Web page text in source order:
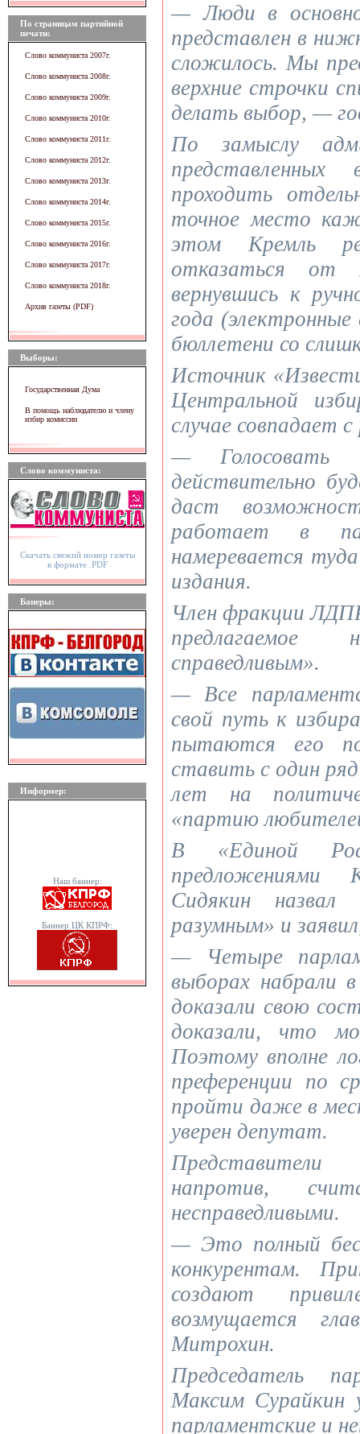
По страницам партийной
печати:
Слово коммуниста 2007г.
Слово коммуниста 2008г.
Слово коммуниста 2009г.
Слово коммуниста 2010г.
Слово коммуниста 2011г.
Слово коммуниста 2012г.
Слово коммуниста 2013г.
Слово коммуниста 2014г.
Слово коммуниста 2015г.
Слово коммуниста 2016г.
Слово коммуниста 2017г.
Слово коммуниста 2018г.
Архив газеты (PDF)
Выборы:
Государственная Дума
В помощь наблюдателю и члену
избир комиссии
Слово коммуниста:
Скачать свежий номер газеты
в формате .PDF
Банеры:
Информер:
Наш баннер:
Баннер ЦК КПРФ:
— Люди в
представлен в
сложилось. Мы
верхние строчки
делать выбор, —
По замыслу
проходить
точное место
этом Кремль
отказаться
вернувшись к
года
бюллетени со
Источник
Центральной
случае совпадает
— Голосовать
действительно
даст
работает в
намеревается
издания.
Член фракции
справедливым».
— Все
свой путь к
пытаются его
ставить с один
лет на
«партию
В «Единой
предложениями
Сидякин назвал
разумным» и
— Четыре
выборах набрали
доказали свою
доказали, что
Поэтому вполне
преференции по
пройти даже в
уверен депутат.
напротив,
несправедливыми.
— Это полный
конкурентам.
создают
возмущается
Митрохин.
Председатель
Максим Сурайкин
парламентские и